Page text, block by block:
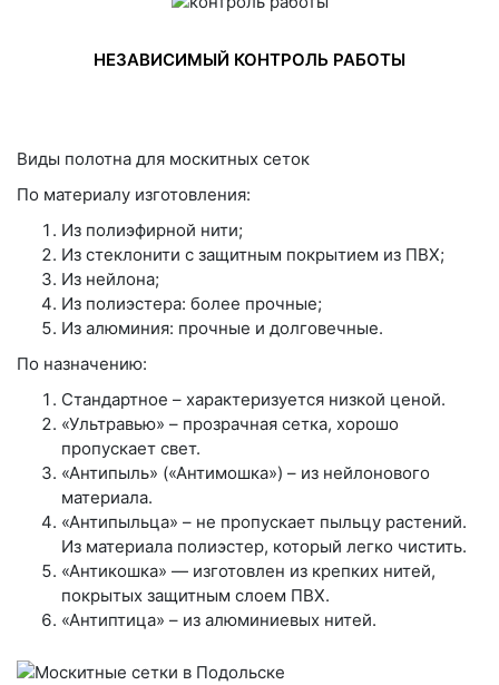
НЕЗАВИСИМЫЙ КОНТРОЛЬ РАБОТЫ
Виды полотна для москитных сеток
По материалу изготовления:
Из полиэфирной нити;
Из стеклонити с защитным покрытием из ПВХ;
Из нейлона;
Из полиэстера: более прочные;
Из алюминия: прочные и долговечные.
По назначению:
Стандартное – характеризуется низкой ценой.
«Ультравью» – прозрачная сетка, хорошо
пропускает свет.
«Антипыль» («Антимошка») – из нейлонового
материала.
«Антипыльца» – не пропускает пыльцу растений.
Из материала полиэстер, который легко чистить.
«Антикошка» — изготовлен из крепких нитей,
покрытых защитным слоем ПВХ.
«Антиптица» – из алюминиевых нитей.